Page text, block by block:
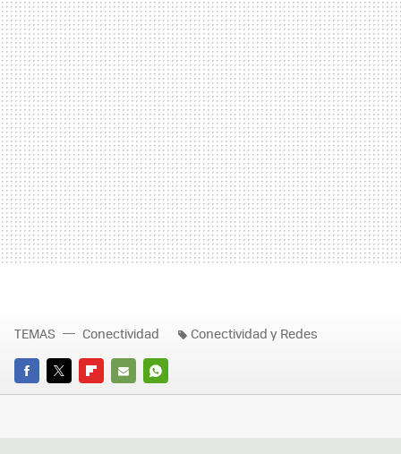
FACEBOOK
TWITTERFLIPBOARD
E-
WHATSAPP
TEMAS Conectividad Conectividad y Redes